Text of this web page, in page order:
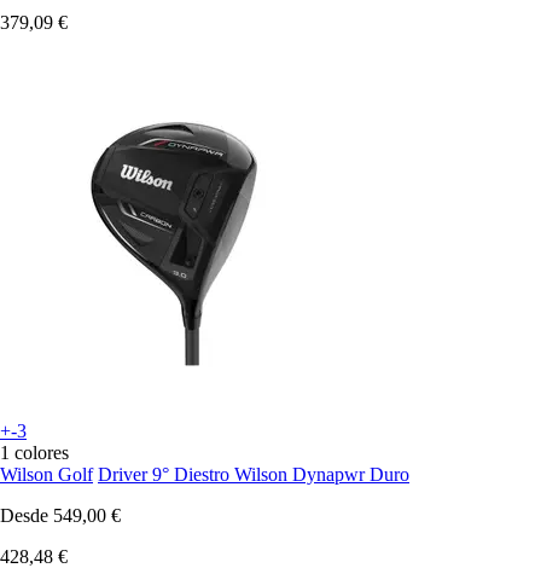
379,09 €
+-3
1 colores
Wilson Golf Driver 9° Diestro Wilson Dynapwr Duro
Desde 549,00 €
428,48 €